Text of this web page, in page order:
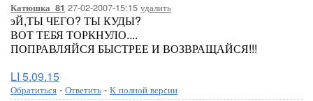
Катюшка_81 27-02-2007-15:15 удалить
эЙ,ТЫ ЧЕГО? ТЫ КУДЫ?
ВОТ ТЕБЯ ТОРКНУЛО....
ПОПРАВЛЯЙСЯ БЫСТРЕЕ И ВОЗВРАЩАЙСЯ!!!
LI 5.09.15
Обратиться - Ответить - К полной версии